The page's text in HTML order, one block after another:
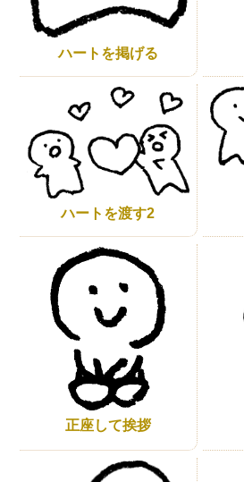
ハートを掲げる
ハートを渡す2
正座して挨拶